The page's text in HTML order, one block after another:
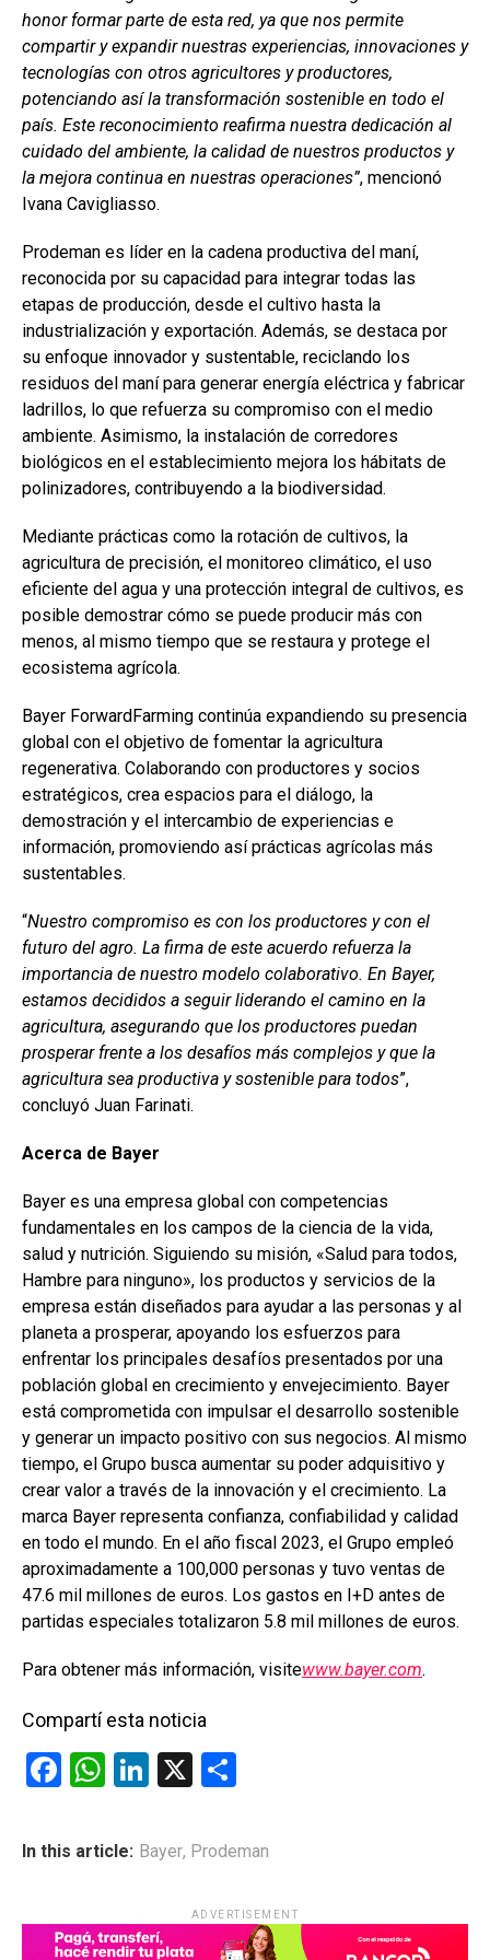
honor formar parte de esta red, ya que nos permite
compartir y expandir nuestras experiencias, innovaciones y
tecnologías con otros agricultores y productores,
potenciando así la transformación sostenible en todo el
país. Este reconocimiento reafirma nuestra dedicación al
cuidado del ambiente, la calidad de nuestros productos y
la mejora continua en nuestras operaciones”, mencionó
Ivana Cavigliasso.
Prodeman es líder en la cadena productiva del maní,
reconocida por su capacidad para integrar todas las
etapas de producción, desde el cultivo hasta la
industrialización y exportación. Además, se destaca por
su enfoque innovador y sustentable, reciclando los
residuos del maní para generar energía eléctrica y fabricar
ladrillos, lo que refuerza su compromiso con el medio
ambiente. Asimismo, la instalación de corredores
biológicos en el establecimiento mejora los hábitats de
polinizadores, contribuyendo a la biodiversidad.
Mediante prácticas como la rotación de cultivos, la
agricultura de precisión, el monitoreo climático, el uso
eficiente del agua y una protección integral de cultivos, es
posible demostrar cómo se puede producir más con
menos, al mismo tiempo que se restaura y protege el
ecosistema agrícola.
Bayer ForwardFarming continúa expandiendo su presencia
global con el objetivo de fomentar la agricultura
regenerativa. Colaborando con productores y socios
estratégicos, crea espacios para el diálogo, la
demostración y el intercambio de experiencias e
información, promoviendo así prácticas agrícolas más
sustentables.
“Nuestro compromiso es con los productores y con el
futuro del agro. La firma de este acuerdo refuerza la
importancia de nuestro modelo colaborativo. En Bayer,
estamos decididos a seguir liderando el camino en la
agricultura, asegurando que los productores puedan
prosperar frente a los desafíos más complejos y que la
agricultura sea productiva y sostenible para todos”,
concluyó Juan Farinati.
Acerca de Bayer
Bayer es una empresa global con competencias
fundamentales en los campos de la ciencia de la vida,
salud y nutrición. Siguiendo su misión, «Salud para todos,
Hambre para ninguno», los productos y servicios de la
empresa están diseñados para ayudar a las personas y al
planeta a prosperar, apoyando los esfuerzos para
enfrentar los principales desafíos presentados por una
población global en crecimiento y envejecimiento. Bayer
está comprometida con impulsar el desarrollo sostenible
y generar un impacto positivo con sus negocios. Al mismo
tiempo, el Grupo busca aumentar su poder adquisitivo y
crear valor a través de la innovación y el crecimiento. La
marca Bayer representa confianza, confiabilidad y calidad
en todo el mundo. En el año fiscal 2023, el Grupo empleó
aproximadamente a 100,000 personas y tuvo ventas de
47.6 mil millones de euros. Los gastos en I+D antes de
partidas especiales totalizaron 5.8 mil millones de euros.
Para obtener más información, visitewww.bayer.com.
Compartí esta noticia
F
ce
o
W
at
p
Li
ke
dI
X
m
ar
tir
In this article: Bayer, Prodeman
ADVERTISEMENT